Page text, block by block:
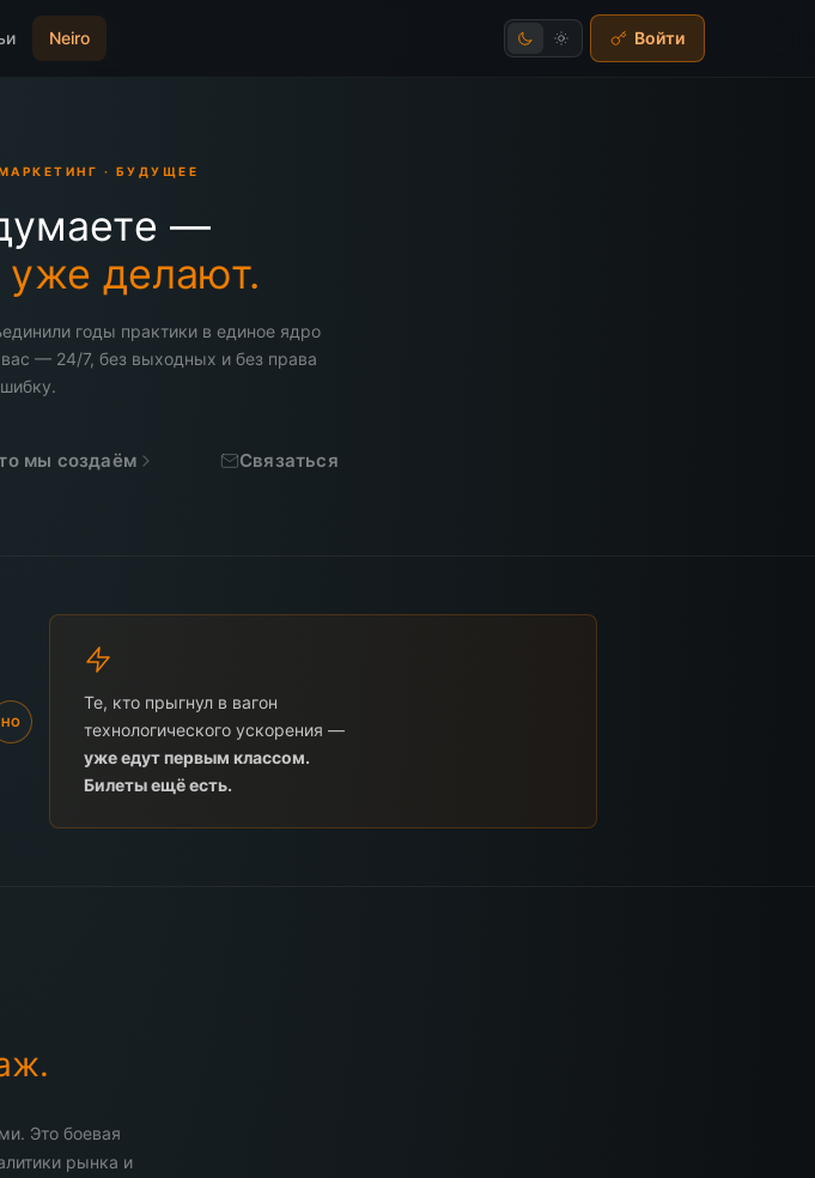
Neiro Войти
· БУДУЩЕЕ
—
уже делают.
годы практики в единое ядро
вас — 24/7, без выходных и без права
мы создаём Связаться
НО
Те, кто прыгнул в вагон
технологического ускорения —
уже едут первым классом.
Билеты ещё есть.
Это боевая
рынка и